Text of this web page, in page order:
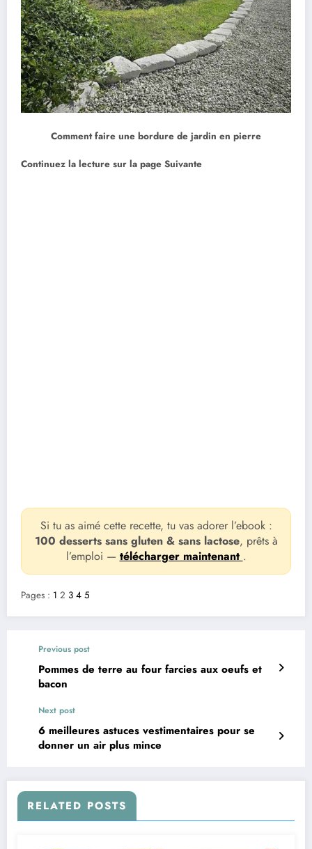
Comment faire une bordure de jardin en pierre
Continuez la lecture sur la page Suivante
Si tu as aimé cette recette, tu vas adorer l’ebook :
100 desserts sans gluten & sans lactose, prêts à
l’emploi — télécharger maintenant .
Pages : 1 2 3 4 5
Previous post
Pommes de terre au four farcies aux oeufs et
bacon
Next post
6 meilleures astuces vestimentaires pour se
donner un air plus mince
RELATED POSTS